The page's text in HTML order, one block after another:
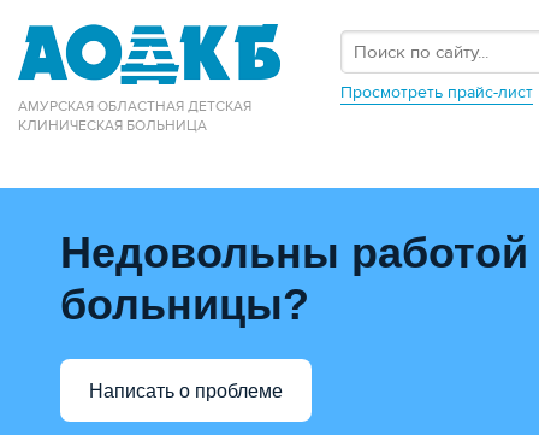
АМУРСКАЯ ОБЛАСТНАЯ ДЕТСКАЯ
КЛИНИЧЕСКАЯ БОЛЬНИЦА
Просмотреть прайс-лист
Недовольны работой
больницы?
Написать о проблеме